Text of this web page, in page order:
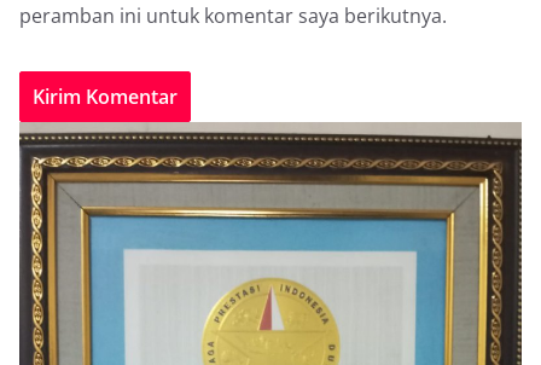
peramban ini untuk komentar saya berikutnya.